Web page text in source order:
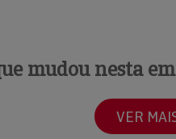
mudou nesta
VER